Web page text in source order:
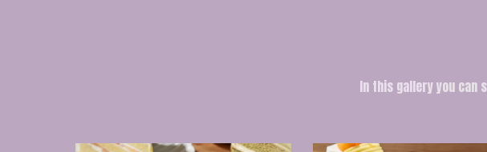
In this gallery you can